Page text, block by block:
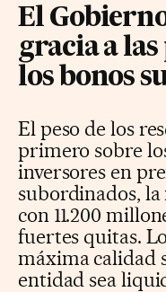
El
gracia a
los bonos
El peso de los
primero sobre
inversores en
subordinados,
con 11.200
fuertes quitas.
máxima calidad
entidad sea